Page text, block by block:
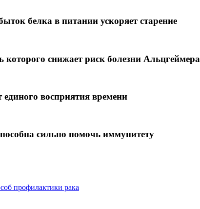
белка в питании ускоряет старение
снижает риск болезни Альцгеймера
восприятия времени
сильно помочь иммунитету
профилактики рака